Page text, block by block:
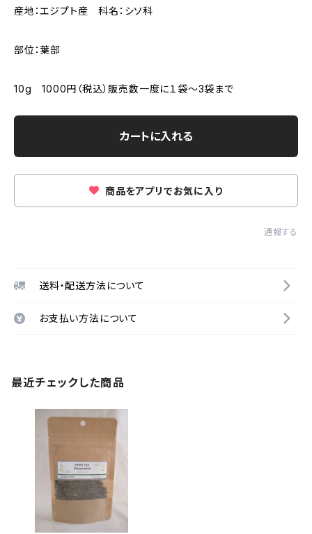
産地：エジプト産 科名：シソ科
部位：葉部
10g 1000円（税込）販売数一度に１袋～3袋まで
カートに入れる
商品をアプリでお気に入り
通報する
送料・配送方法について
お支払い方法について
最近チェックした商品